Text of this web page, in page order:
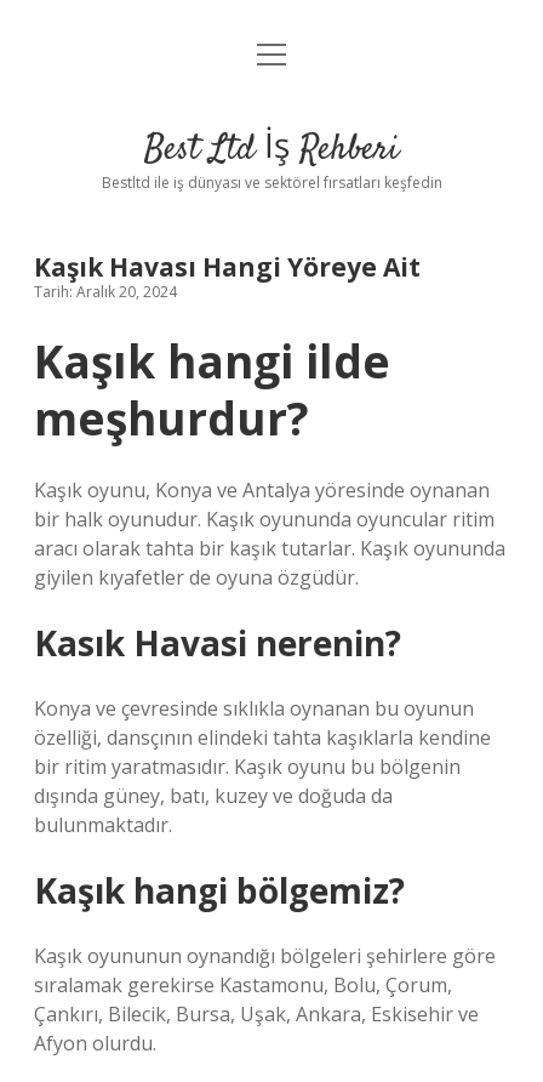
Anasayfa
Yasal Uyarı
menüyü
Best Ltd İş Rehberi
Bestltd ile iş dünyası ve sektörel fırsatları keşfedin
Kaşık Havası Hangi Yöreye Ait
Tarih: Aralık 20, 2024
Kaşık hangi ilde
meşhurdur?
Kaşık oyunu, Konya ve Antalya yöresinde oynanan
bir halk oyunudur. Kaşık oyununda oyuncular ritim
aracı olarak tahta bir kaşık tutarlar. Kaşık oyununda
giyilen kıyafetler de oyuna özgüdür.
Kasık Havasi nerenin?
Konya ve çevresinde sıklıkla oynanan bu oyunun
özelliği, dansçının elindeki tahta kaşıklarla kendine
bir ritim yaratmasıdır. Kaşık oyunu bu bölgenin
dışında güney, batı, kuzey ve doğuda da
bulunmaktadır.
Kaşık hangi bölgemiz?
Kaşık oyununun oynandığı bölgeleri şehirlere göre
sıralamak gerekirse Kastamonu, Bolu, Çorum,
Çankırı, Bilecik, Bursa, Uşak, Ankara, Eskisehir ve
Afyon olurdu.